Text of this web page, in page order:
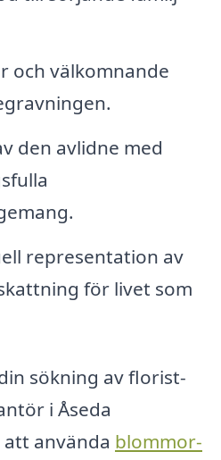
och välkomnande
den avlidne med
representation av
för livet som
sökning av florist-
i Åseda
använda blommor-